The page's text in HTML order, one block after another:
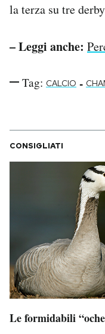
la terza su tre
– Leggi anche:
Tag: CALCIO -
CONSIGLIATI
Le formidabili